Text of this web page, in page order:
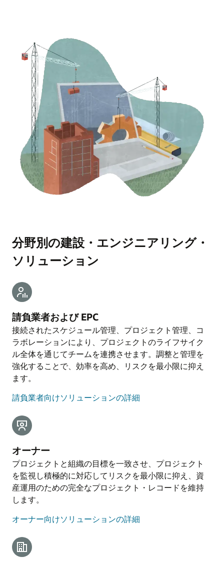
分野別の建設・エンジニアリング・
ソリューション
請負業者および EPC
接続されたスケジュール管理、プロジェクト管理、コ
ラボレーションにより、プロジェクトのライフサイク
ル全体を通じてチームを連携させます。調整と管理を
強化することで、効率を高め、リスクを最小限に抑え
ます。
請負業者向けソリューションの詳細
オーナー
プロジェクトと組織の目標を一致させ、プロジェクト
を監視し積極的に対応してリスクを最小限に抑え、資
産運用のための完全なプロジェクト・レコードを維持
します。
オーナー向けソリューションの詳細